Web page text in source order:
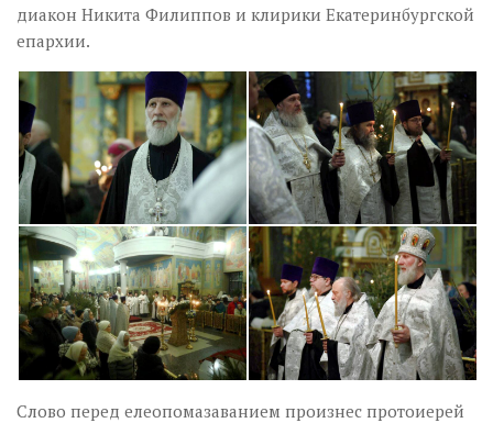
диакон Никита Филиппов и клирики Екатеринбургской
епархии.
Слово перед елеопомазаванием произнес протоиерей